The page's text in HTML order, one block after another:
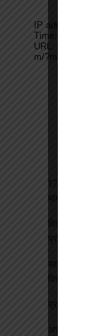
17 अगस्त
मांगों पर बनी
विकसित
साइबर
विद्यार्थियों
प्रधान
अधीक्षिका